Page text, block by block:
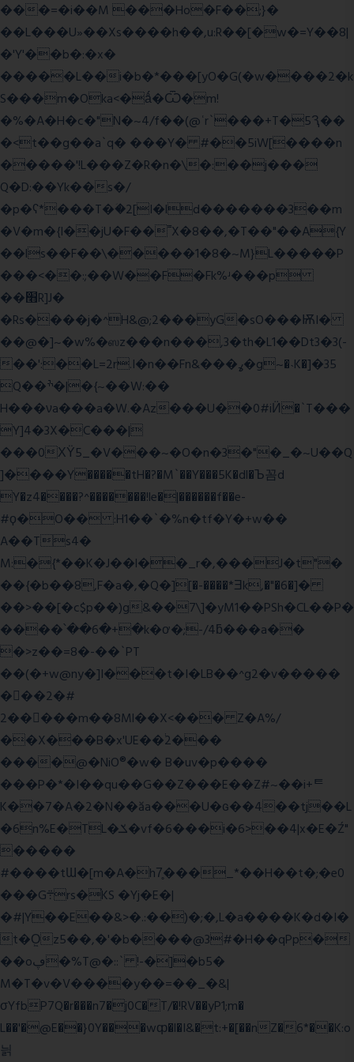
���=�i��M ���Ho�F��;}�
��L���U»��Xs����h��,u:R��[�w�=Y��8|
�'Y'��b�:�x�
�����L��i�b�*���[yO�G(�w����2�k
S���m�Oka<�ǻ�Ѿ�m!
�%�A�H�c�"N�~4/f��(@ʿr`���+T�5Ԇ��
�<t��g��a`q� ���Y� #��5iW[����n
�����'!L���Z�R�n�\�:��j���
Q�D:��Yk��s�/
�p�ʕ*���T�ؘ�2[I�ld�������3��m
�V�m�{I��jU�F��˭X�8��,�T��"��A{Y
��ls��F��\�����1�8�~M}L�����P
���<��:;��W��F�Fk%ʴ���p
��׫R]J�
�Rs����j�^H&@;2���yG�sO���ѬI�
��@�]~�w%�ஸz���n���,3�th�L1��Dt3�3(-
��':��L=2r.I�n��Fn&���ߩ�g~�˴K�]�35
Q��ׯ�|�{~��W:��
H���νa���a�W.�Az���U��0#iӤ�`T���
Y]4�3X�C���|
���0ХΫ5_�V���~�O�n�3�"�_�~U��Q
]����Y�����tH�?�M`��Y���5K�dl�Ъ꼼d
Y�z4����?^�������!le�|������f��e-
#ϙ�O�� :H1��`�%n�tf�Y�+w��
A��Ts4�
M:�{*��K�J��l��_r�,���J�t"�
��{�b��8,F�a�,�Q�][�-����*Ǝk,�"�6�]�
��>��[�c$p��)g&��7\]�yM1��PSh�CL��P�
����՝��6�+�k�ơ�;-/4ƃ���a��
�>z��=8�-��`PT
��(�+w@ny�]I���t�I�LB��^g2�v�����
��ٕ�2�#
2�����m��8Ml��X<��� Z�A%/
��X���B�x'UE��֔2���
����@�NiO®�w� B�uv�p����
���P�*�I��qu��G��Z��� E��Z#~��i+ᄐ
K��7�A�2�N��ăa���U�ɢ��4��tj��L
�6n%E�TL�ݎ�vf�6���i�6>��4|x�E�Ź"
�����
#����tƜ�[m�A�h7̥���_*��H��t�;�e0
���G܊rs�֗KS �Yj�E�|
�#|Y��E��&>�.:��)�;�,L�a����K�d�I�
t�O͖z5��,�'�b����@3#�H��qPp�
��oڥ�%T@�::` !-�]�b5�
M�T�v�V����y��=��_�&|
σYfbP7Q�r���n7�j0C�T/�!RV��yP1;m�
L��'�@E��}0Y���wȹ�l�I&�t:+�[��nZ�6*��K:o
늵